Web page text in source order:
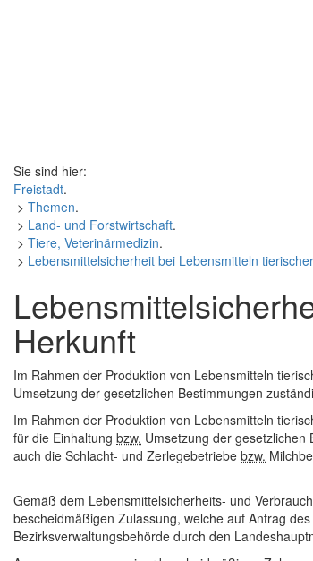
Sie sind hier:
Freistadt.
> Themen.
> Land- und Forstwirtschaft.
> Tiere, Veterinärmedizin.
> Lebensmittelsicherheit bei Lebensmitteln
Herkunft
Im Rahmen der Produktion von Lebensmitteln
Umsetzung der gesetzlichen Bestimmungen
Im Rahmen der Produktion von Lebensmitteln
für die Einhaltung bzw. Umsetzung der
auch die Schlacht- und Zerlegebetriebe bzw.
Gemäß dem Lebensmittelsicherheits- und
bescheidmäßigen Zulassung, welche auf Antrag
Bezirksverwaltungsbehörde durch den